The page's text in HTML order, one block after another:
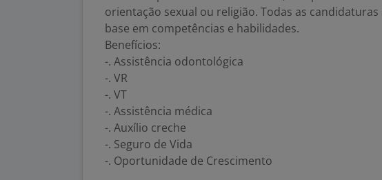
orientação sexual ou religião. Todas as
base em competências e habilidades.
Benefícios:
-. Assistência odontológica
-. VR
-. VT
-. Assistência médica
-. Auxílio creche
-. Seguro de Vida
-. Oportunidade de Crescimento